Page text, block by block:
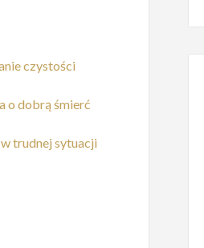
czystości
o dobrą śmierć
trudnej sytuacji